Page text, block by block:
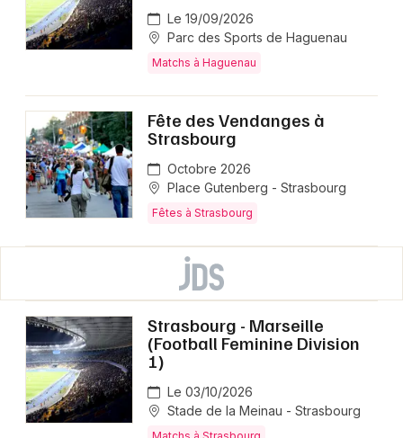
Le 19/09/2026
Parc des Sports de Haguenau
Matchs à Haguenau
Fête des Vendanges à
Strasbourg
Octobre 2026
Place Gutenberg - Strasbourg
Fêtes à Strasbourg
Strasbourg - Marseille
(Football Feminine Division
1)
Le 03/10/2026
Stade de la Meinau - Strasbourg